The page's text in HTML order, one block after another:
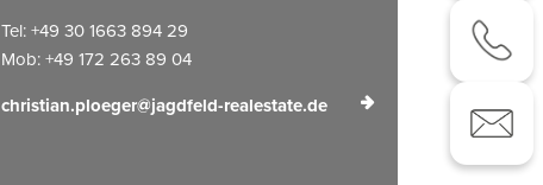
Tel: +49 30 1663 894 29
Mob: +49 172 263 89 04
christian.ploeger@jagdfeld-realestate.de